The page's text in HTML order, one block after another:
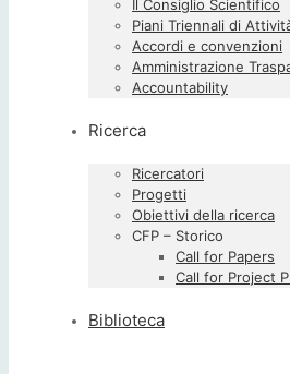
Il Consiglio Scientifico
Piani Triennali di
Accordi e convenzioni
Amministrazione
Accountability
Ricerca
Ricercatori
Progetti
Obiettivi della ricerca
CFP – Storico
Call for Papers
Call for Project
Biblioteca